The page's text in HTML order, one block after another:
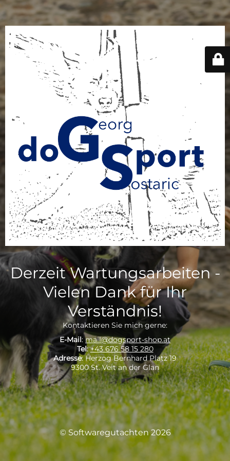
Derzeit Wartungsarbeiten -
Vielen Dank für Ihr
Verständnis!
Kontaktieren Sie mich gerne:
E-Mail:mail@dogsport-shop.at
Tel:+43 676 58 15 280
Adresse: Herzog Bernhard Platz 19
9300 St. Veit an der Glan
© Softwaregutachten 2026